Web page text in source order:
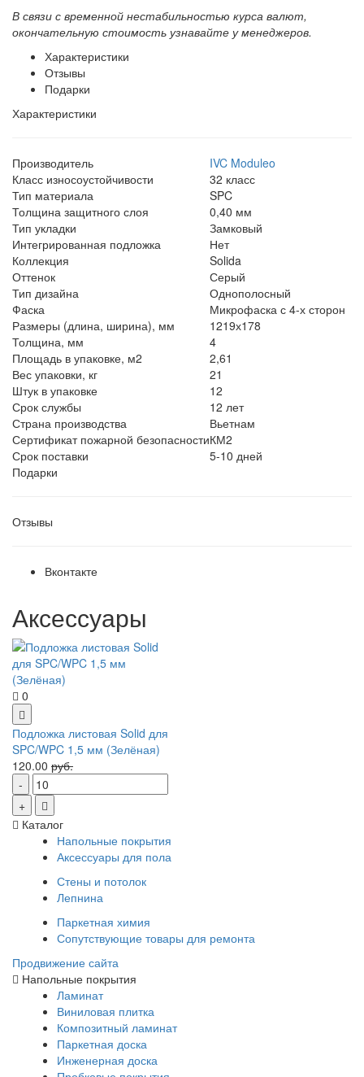
В связи с временной нестабильностью курса валют,
окончательную стоимость узнавайте у менеджеров.
Характеристики
Отзывы
Подарки
Характеристики
Производитель
IVC Moduleo
Класс износоустойчивости
32 класс
Тип материала
SPC
Толщина защитного слоя
0,40 мм
Тип укладки
Замковый
Интегрированная подложка
Нет
Коллекция
Solida
Оттенок
Серый
Тип дизайна
Однополосный
Фаска
Микрофаска с 4-х сторон
Размеры (длина, ширина), мм
1219х178
Толщина, мм
4
Площадь в упаковке, м2
2,61
Вес упаковки, кг
21
Штук в упаковке
12
Срок службы
12 лет
Страна производства
Вьетнам
Сертификат пожарной безопасностиКМ2
Срок поставки
5-10 дней
Подарки
Отзывы
Вконтакте
Аксессуары
0
Подложка листовая Solid для
SPC/WPC 1,5 мм (Зелёная)
120.00 руб.
Каталог
Напольные покрытия
Аксессуары для пола
Стены и потолок
Лепнина
Паркетная химия
Сопутствующие товары для ремонта
Продвижение сайта
Напольные покрытия
Ламинат
Виниловая плитка
Композитный ламинат
Паркетная доска
Инженерная доска